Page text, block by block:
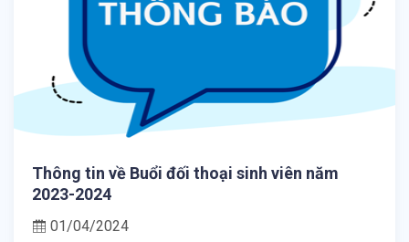
Thông tin về Buổi đối thoại sinh viên năm
2023-2024
01/04/2024